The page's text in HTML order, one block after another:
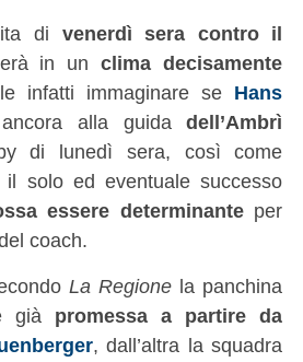
di venerdì sera contro il
in unclima decisamente
infatti immaginare se Hans
alla guidadell’Ambrì
di lunedì sera, così come
solo ed eventuale successo
essere determinanteper
coach.
La Regione la panchina
già promessa a partire da
, dall’altra la squadra